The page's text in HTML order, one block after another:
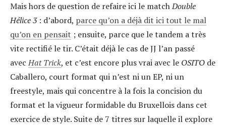
Mais hors de question de refaire ici le matchDouble
Hélice 3: d’abord, parce qu’on a déjà dit ici tout le mal
qu’on en pensait ; ensuite, parce que le tandem a très
vite rectifié le tir. C’était déjà le cas de JJ l’an passé
avecHat Trick, et c’est encore plus vrai avec le OSITO de
Caballero, court format qui n’est ni un EP, ni un
freestyle, mais qui concentre à la fois la concision du
format et la vigueur formidable du Bruxellois dans cet
exercice de style. Suite de 7 titres sur laquelle il explore